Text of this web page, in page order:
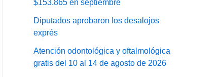
$153.865 en septiembre
Diputados aprobaron los desalojos
exprés
Atención odontológica y oftalmológica
gratis del 10 al 14 de agosto de 2026